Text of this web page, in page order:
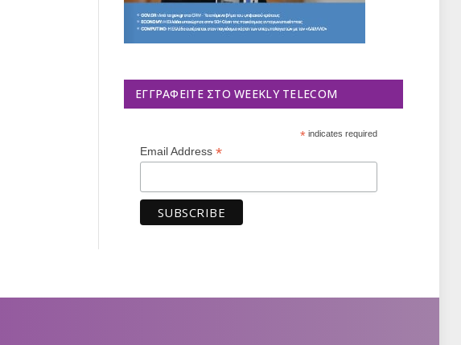
ΕΓΓΡΑΦΕΊΤΕ ΣΤΟ WEEKLY TELECOM
*indicates required
Email Address *